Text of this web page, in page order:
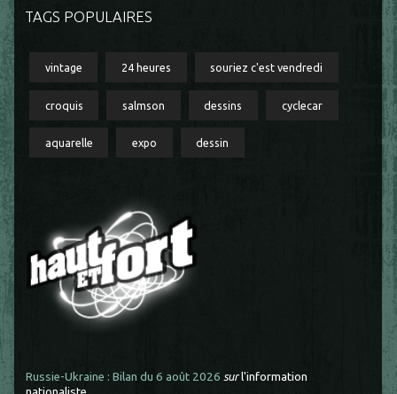
TAGS POPULAIRES
vintage 24 heures souriez c'est vendredi
croquis salmson dessins cyclecar
aquarelle expo dessin
Russie-Ukraine : Bilan du 6 août 2026 sur l'information